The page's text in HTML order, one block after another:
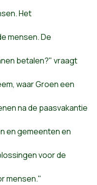
Het
mensen. De
betalen?" vraagt
waar Groen een
na de paasvakantie
en gemeenten en
voor de
mensen."